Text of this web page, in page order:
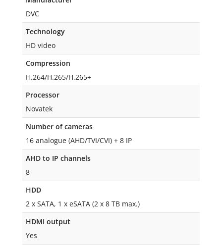
DVC
Technology
HD video
Compression
H.264/H.265/H.265+
Processor
Novatek
Number of cameras
16 analogue (AHD/TVI/CVI) + 8 IP
AHD to IP channels
8
HDD
2 x SATA, 1 x eSATA (2 x 8 TB max.)
HDMI output
Yes